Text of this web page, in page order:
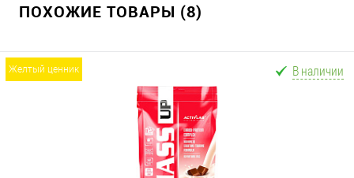
ПОХОЖИЕ ТОВАРЫ (8)
желтый ценник В наличии